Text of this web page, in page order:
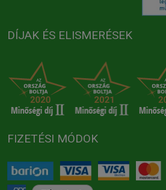
DÍJAK ÉS ELISMERÉSEK
FIZETÉSI MÓDOK